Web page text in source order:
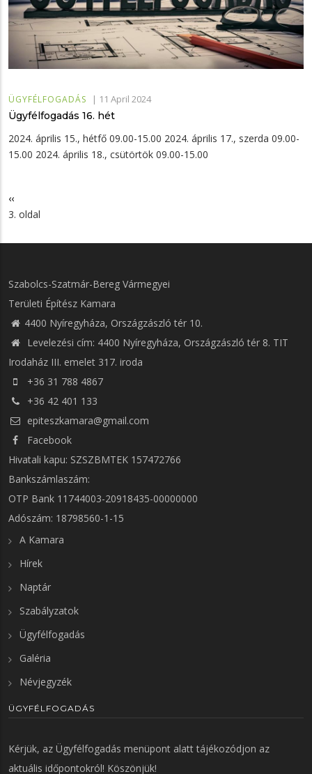
ÜGYFÉLFOGADÁS | 11 April 2024
Ügyfélfogadás 16. hét
2024. április 15., hétfő 09.00-15.00 2024. április 17., szerda 09.00-
15.00 2024. április 18., csütörtök 09.00-15.00
Oldalszámozás
Előző
oldal
‹‹
3. oldal
Szabolcs-Szatmár-Bereg Vármegyei
Területi Építész Kamara
4400 Nyíregyháza, Országzászló tér 10.
Levelezési cím: 4400 Nyíregyháza, Országzászló tér 8. TIT
Irodaház III. emelet 317. iroda
+36 31 788 4867
+36 42 401 133
epiteszkamara@gmail.com
Facebook
Hivatali kapu: SZSZBMTEK 157472766
Bankszámlaszám:
OTP Bank 11744003-20918435-00000000
Adószám: 18798560-1-15
A Kamara
Hírek
Naptár
Szabályzatok
Ügyfélfogadás
Galéria
Névjegyzék
ÜGYFÉLFOGADÁS
Kérjük, az Ügyfélfogadás menüpont alatt tájékozódjon az
aktuális időpontokról! Köszönjük!